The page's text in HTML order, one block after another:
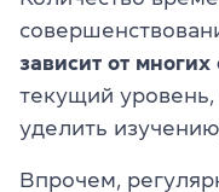
зависит от
текущий
уделить
Впрочем,